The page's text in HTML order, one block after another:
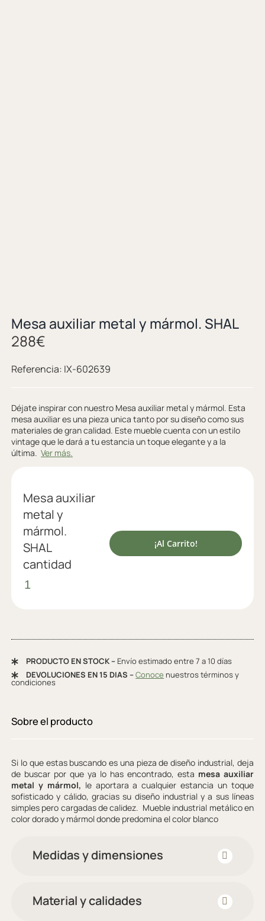
Mesa auxiliar metal y mármol. SHAL
288€
Referencia: IX-602639
Déjate inspirar con nuestro Mesa auxiliar metal y mármol. Esta
mesa auxiliar es una pieza unica tanto por su diseño como sus
materiales de gran calidad. Este mueble cuenta con un estilo
vintage que le dará a tu estancia un toque elegante y a la
última.Ver más.
Mesa auxiliar
metal y
mármol.
SHAL
cantidad
¡Al Carrito!
PRODUCTO EN STOCK – Envío estimado entre 7 a 10 días
DEVOLUCIONES EN 15 DIAS –Conoce nuestros términos y
condiciones
Sobre el producto
Si lo que estas buscando es una pieza de diseño industrial, deja
de buscar por que ya lo has encontrado, esta mesa auxiliar
metal y mármol, le aportara a cualquier estancia un toque
sofisticado y cálido, gracias su diseño industrial y a sus líneas
simples pero cargadas de calidez. Mueble industrial metálico en
color dorado y mármol donde predomina el color blanco
Medidas y dimensiones
Material y calidades